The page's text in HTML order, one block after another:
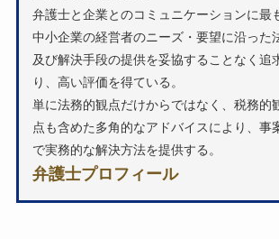
弁護士と企業とのコミュニケーションに最
中小企業の経営者のニーズ・要望に沿った
及び解決手段の提供を妥協することなく追
り、高い評価を得ている。
単に法務的観点だけからではなく、税務的
点も含めた多角的なアドバイスにより、事
で実務的な解決方法を提供する。
弁護士プロフィール